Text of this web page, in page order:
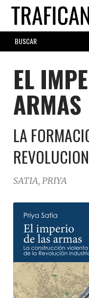
Skip
main
content
SEARCH
FORM
EL
ARMAS
LA FORMACION VIOLENTA DE LA
SATIA, PRIYA